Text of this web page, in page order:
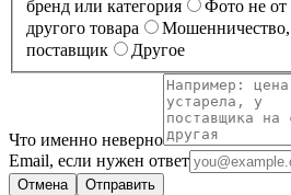
бренд или категория
Фото не от
другого товара
Мошенничество,
поставщик
Другое
Что именно неверно
Email, если нужен ответ
Отмена Отправить